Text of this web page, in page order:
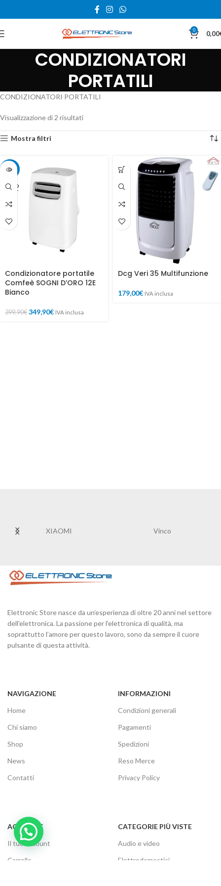
0 0,00
CONDIZIONATORI
PORTATILI
CONDIZIONATORI PORTATILI
Visualizzazione di 2 risultati
Mostra filtri
-13%
SOLD
OUT
Condizionatore portatile
Comfeè SOGNI D’ORO 12E
Bianco
399,90€ 349,90€ IVA inclusa
Dcg Veri 35 Multifunzione
179,00€ IVA inclusa
XIAOMI Vinco
Elettronic Store nasce da un’esperienza di oltre 20 anni nel settore
dell'elettronica. La passione per l'elettronica di qualità, ma
soprattutto l’amore per questo lavoro, sono da sempre il cuore
pulsante di questa attività.
NAVIGAZIONE
Home
Chi siamo
Shop
News
Contatti
INFORMAZIONI
Condizioni generali
Pagamenti
Spedizioni
Reso Merce
Privacy Policy
ACCOUNT
Il tuo account
Carrello
CATEGORIE PIÙ VISTE
Audio e video
Elettrodomestici